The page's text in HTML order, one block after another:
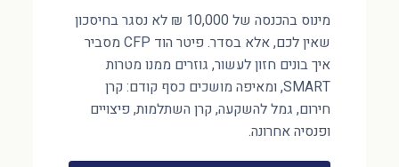
מינוס בהכנסה של 10,000 ₪ לא נסגר בחיסכון
שאין לכם, אלא בסדר. פיטר הוד CFP מסביר
איך בונים חזון לעשור, גוזרים ממנו מטרות
SMART, ומאיפה מושכים כסף קודם: קרן
חירום, גמל להשקעה, קרן השתלמות, פיצויים
ופנסיה אחרונה.